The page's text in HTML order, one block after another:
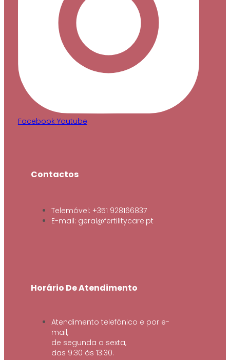
Facebook Youtube
Contactos
Telemóvel: +351 928166837
E-mail: geral@fertilitycare.pt
Horário De Atendimento
Atendimento telefónico e por e-
mail,
de segunda a sexta,
das 9:30 às 13:30.